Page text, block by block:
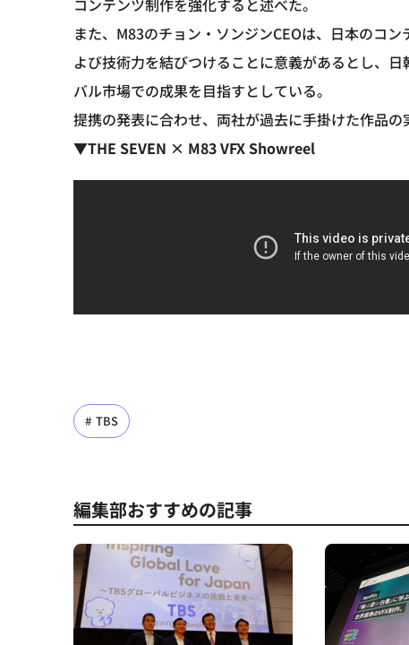
コンテンツ制作を強化すると述べた。
また、M83のチョン・ソンジンCEOは、日本のコ
よび技術力を結びつけることに意義があるとし、
バル市場での成果を目指すとしている。
提携の発表に合わせ、両社が過去に手掛けた作品の
▼THE SEVEN × M83 VFX Showreel
TBS
編集部おすすめの記事